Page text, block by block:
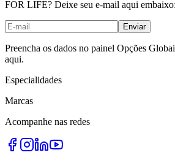
FOR LIFE? Deixe seu e-mail aqui embaixo:
Enviar
Preencha os dados no painel Opções
aqui.
Especialidades
Marcas
Acompanhe nas redes